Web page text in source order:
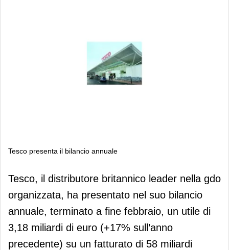
Tesco presenta il bilancio annuale
Tesco presenta il bilancio annuale
Tesco, il distributore britannico leader nella gdo
organizzata, ha presentato nel suo bilancio
annuale, terminato a fine febbraio, un utile di
3,18 miliardi di euro (+17% sull’anno
precedente) su un fatturato di 58 miliardi